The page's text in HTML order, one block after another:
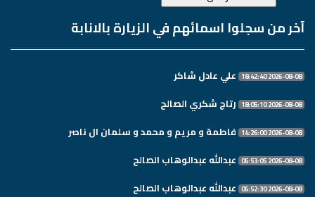
آخر من سجلوا اسمائهم في الزيارة بالانابة
2026-08-08 18:42:40 علي عادل شاكر
2026-08-08 18:05:10 رتاج شكري الصالح
2026-08-08 14:26:00 فاطمة و مريم و محمد و سلمان ال ناصر
2026-08-08 06:53:05 عبدالله عبدالوهاب الصالح
2026-08-08 06:52:30 عبدالله عبدالوهاب الصالح